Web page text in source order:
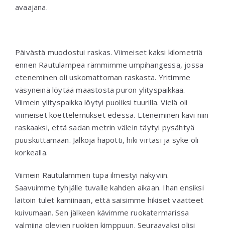
avaajana.
Päivästä muodostui raskas. Viimeiset kaksi kilometriä
ennen Rautulampea rämmimme umpihangessa, jossa
eteneminen oli uskomattoman raskasta. Yritimme
väsyneinä löytää maastosta puron ylityspaikkaa.
Viimein ylityspaikka löytyi puoliksi tuurilla. Vielä oli
viimeiset koettelemukset edessä. Eteneminen kävi niin
raskaaksi, että sadan metrin välein täytyi pysähtyä
puuskuttamaan. Jalkoja hapotti, hiki virtasi ja syke oli
korkealla.
Viimein Rautulammen tupa ilmestyi näkyviin.
Saavuimme tyhjälle tuvalle kahden aikaan. Ihan ensiksi
laitoin tulet kamiinaan, että saisimme hikiset vaatteet
kuivumaan. Sen jälkeen kävimme ruokatermarissa
valmiina olevien ruokien kimppuun. Seuraavaksi olisi